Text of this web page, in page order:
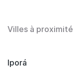
Villes à proximité
Iporá